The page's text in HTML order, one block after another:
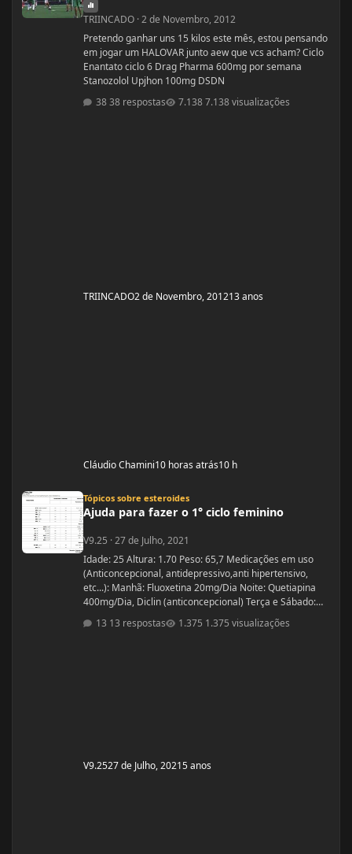
TRIINCADO ·2 de Novembro, 2012
Pretendo ganhar uns 15 kilos este mês, estou pensando
em jogar um HALOVAR junto aew que vcs acham? Ciclo
Enantato ciclo 6 Drag Pharma 600mg por semana
Stanozolol Upjhon 100mg DSDN
38 respostas
7.138 visualizações
TRIINCADO2 de Novembro, 201213 anos
Cláudio Chamini10 horas atrás10 h
Ajuda para fazer o 1° ciclo feminino
Tópicos sobre esteroides
Ajuda para fazer o 1° ciclo feminino
V9.25 ·27 de Julho, 2021
Idade: 25 Altura: 1.70 Peso: 65,7 Medicações em uso
(Anticoncepcional, antidepressivo,anti hipertensivo,
etc...): Manhã: Fluoxetina 20mg/Dia Noite: Quetiapina
400mg/Dia, Diclin (anticoncepcional) Terça e Sábado:
Cabergolina 0,5mg Problemas de Saúde e história de
cirurgias: Frequentemente tenho hipoglicemia oque faz
13 respostas 1.375 visualizações
V9.2527 de Julho, 20215 anos